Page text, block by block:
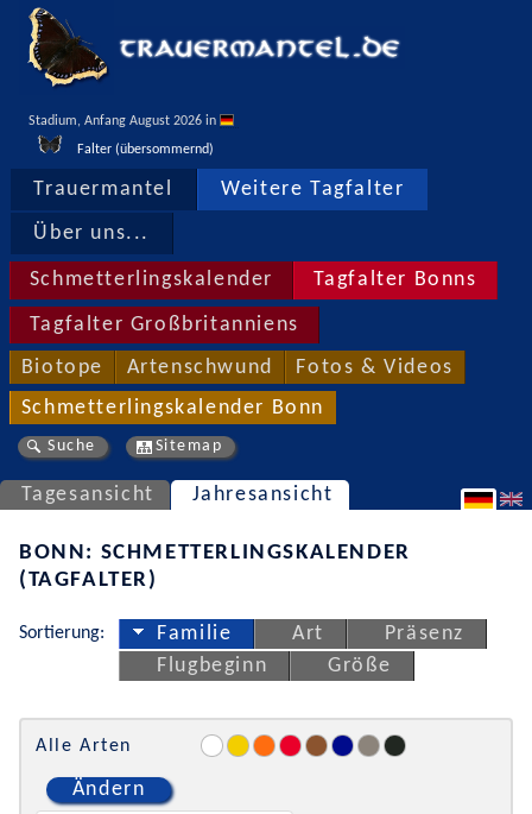
Stadium, Anfang August 2026 in
Falter (übersommernd)
Trauermantel Weitere Tagfalter
Über uns...
Schmetterlingskalender Tagfalter Bonns
Tagfalter Großbritanniens
Biotope Artenschwund Fotos & Videos
Schmetterlingskalender Bonn
Suche Sitemap
Tagesansicht Jahresansicht
BONN: SCHMETTERLINGSKALENDER
(TAGFALTER)
Sortierung: Familie Art
Präsenz
Flugbeginn
Größe
Alle Arten
Ändern